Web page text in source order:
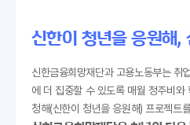
신한이 청년을 응원해,
신한금융희망재단과 고용노동부는 취
에 더 집중할 수 있도록 매월 정주비와
청해(신한이 청년을 응원해) 프로젝트